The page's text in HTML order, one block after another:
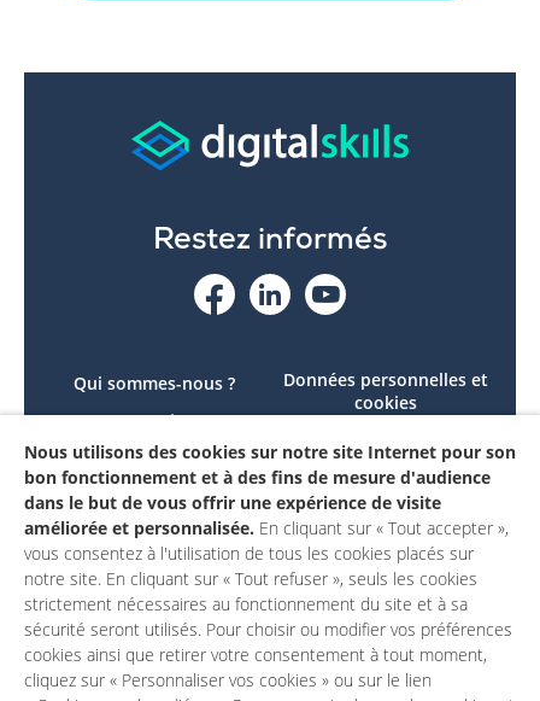
Restez informés
Qui sommes-nous ?
Le projet
Contactez-nous
Mon compte
Données personnelles et
cookies
conforme
Mentions légales
Nous utilisons des cookies sur notre site Internet pour son
bon fonctionnement et à des fins de mesure d'audience
dans le but de vous offrir une expérience de visite
améliorée et personnalisée. En cliquant sur « Tout accepter »,
vous consentez à l'utilisation de tous les cookies placés sur
notre site. En cliquant sur « Tout refuser », seuls les cookies
strictement nécessaires au fonctionnement du site et à sa
sécurité seront utilisés. Pour choisir ou modifier vos préférences
cookies ainsi que retirer votre consentement à tout moment,
cliquez sur « Personnaliser vos cookies » ou sur le lien